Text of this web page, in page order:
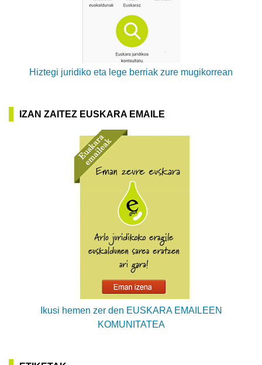
Hiztegi juridiko eta lege berriak zure mugikorrean
IZAN ZAITEZ EUSKARA EMAILE
Ikusi hemen zer den EUSKARA EMAILEEN
KOMUNITATEA